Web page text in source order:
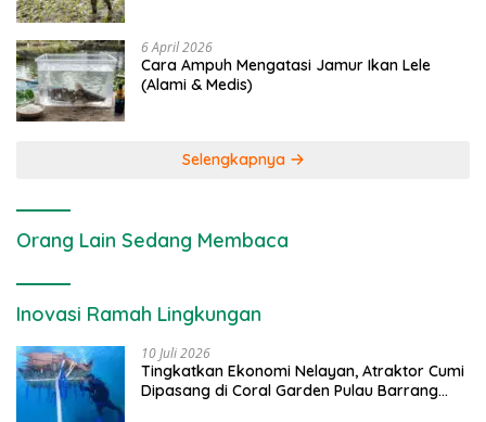
6 April 2026
Cara Ampuh Mengatasi Jamur Ikan Lele
(Alami & Medis)
Selengkapnya
Orang Lain Sedang Membaca
Inovasi Ramah Lingkungan
10 Juli 2026
Tingkatkan Ekonomi Nelayan, Atraktor Cumi
Dipasang di Coral Garden Pulau Barrang